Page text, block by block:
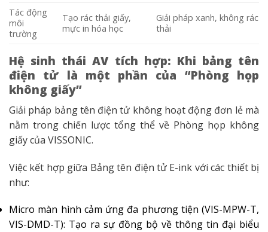
Tác động
môi
trường
Tạo rác thải giấy,
mực in hóa học
Giải pháp xanh, không rác
thải
Hệ sinh thái AV tích hợp: Khi bảng tên
điện tử là một phần của “Phòng họp
không giấy”
Giải pháp bảng tên điện tử không hoạt động đơn lẻ mà
nằm trong chiến lược tổng thể về Phòng họp không
giấy của VISSONIC.
Việc kết hợp giữa Bảng tên điện tử E-ink với các thiết bị
như:
Micro màn hình cảm ứng đa phương tiện (VIS-MPW-T,
VIS-DMD-T): Tạo ra sự đồng bộ về thông tin đại biểu